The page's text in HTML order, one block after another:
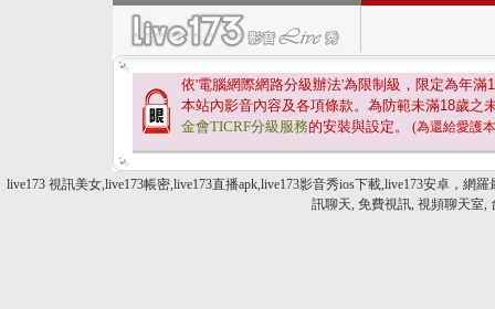
依'電腦網際網路分級辦法'為限制級，限定為年滿
本站內影音內容及各項條款。為防範未滿18歲之
金會TICRF分級服務的安裝與設定。 (為還給愛護
live173 視訊美女,live173帳密,live173直播apk,live173影音秀ios下載,live173安卓，
訊聊天, 免費視訊, 視頻聊天室,